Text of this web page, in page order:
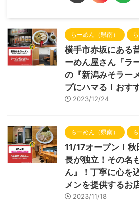
らーめん（県南）
横手市赤坂にある
ーめん屋さん『ラ
の『新潟みそラー
プにハマる！おす
2023/12/24
らーめん（県南）
11/17オープン！
長が独立！その名
ん』！丁寧に心を
メンを提供するお
2023/11/18